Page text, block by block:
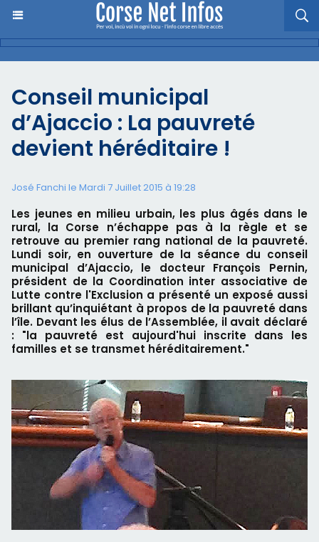
Conseil municipal
d’Ajaccio : La pauvreté
devient héréditaire !
José Fanchi le Mardi 7 Juillet 2015 à 19:28
Les jeunes en milieu urbain, les plus âgés dans le
rural, la Corse n’échappe pas à la règle et se
retrouve au premier rang national de la pauvreté.
Lundi soir, en ouverture de la séance du conseil
municipal d’Ajaccio, le docteur François Pernin,
président de la Coordination inter associative de
Lutte contre l'Exclusion a présenté un exposé aussi
brillant qu’inquiétant à propos de la pauvreté dans
l’île. Devant les élus de l’Assemblée, il avait déclaré
: "la pauvreté est aujourd'hui inscrite dans les
familles et se transmet héréditairement."